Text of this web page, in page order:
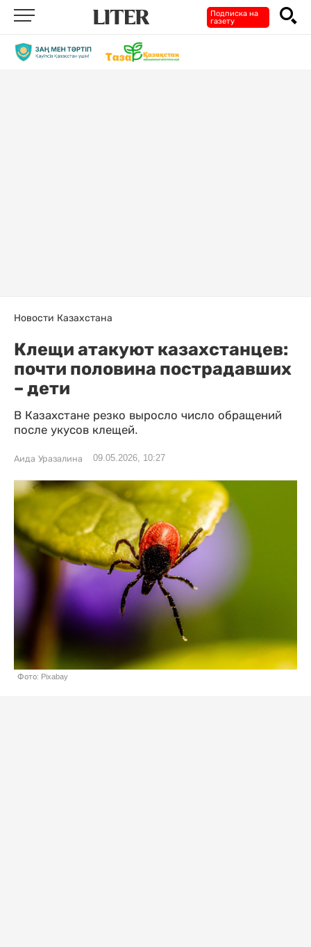
Подписка на
газету
Новости Казахстана
Клещи атакуют казахстанцев:
почти половина пострадавших
– дети
В Казахстане резко выросло число обращений
после укусов клещей.
Аида Уразалина 09.05.2026, 10:27
Фото: Pixabay